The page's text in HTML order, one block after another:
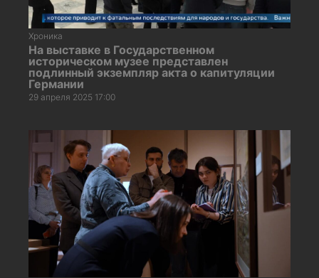
Хроника
На выставке в Государственном
историческом музее представлен
подлинный экземпляр акта о капитуляции
Германии
29 апреля 2025 17:00